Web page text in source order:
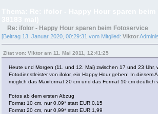
Re: ifolor - Happy Hour sparen beim Fotoservice
[Beitrag 13. Januar 2020, 00:29:31 vom Mitglied: Viktor
Zitat von: Viktor am 11. Mai 2011, 12:41:25
Heute und Morgen (11. und 12. Mai) zwischen 17 und 23 Uhr,
Fotodienstleister von ifolor, ein Happy Hour geben! In diesem
möglich das Maxiformat 20 cm und das Format 10 cm deutlich
Fotos ab dem ersten Abzug
Format 10 cm, nur 0,09* statt EUR 0,15
Format 20 cm, nur 0,99* statt EUR 1,99